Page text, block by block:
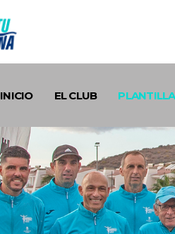
INICIO EL CLUB PLANTILLA